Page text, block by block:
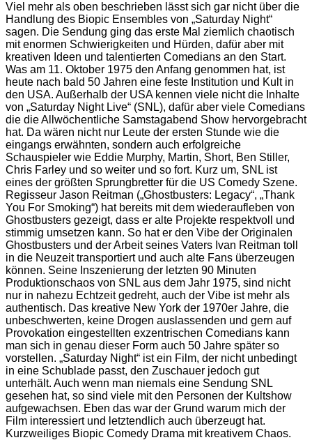
Viel mehr als oben beschrieben lässt sich gar nicht über die
Handlung des Biopic Ensembles von „Saturday Night“
sagen. Die Sendung ging das erste Mal ziemlich chaotisch
mit enormen Schwierigkeiten und Hürden, dafür aber mit
kreativen Ideen und talentierten Comedians an den Start.
Was am 11. Oktober 1975 den Anfang genommen hat, ist
heute nach bald 50 Jahren eine feste Institution und Kult in
den USA. Außerhalb der USA kennen viele nicht die Inhalte
von „Saturday Night Live“ (SNL), dafür aber viele Comedians
die die Allwöchentliche Samstagabend Show hervorgebracht
hat. Da wären nicht nur Leute der ersten Stunde wie die
eingangs erwähnten, sondern auch erfolgreiche
Schauspieler wie Eddie Murphy, Martin, Short, Ben Stiller,
Chris Farley und so weiter und so fort. Kurz um, SNL ist
eines der größten Sprungbretter für die US Comedy Szene.
Regisseur Jason Reitman („Ghostbusters: Legacy“, „Thank
You For Smoking“) hat bereits mit dem wiederaufleben von
Ghostbusters gezeigt, dass er alte Projekte respektvoll und
stimmig umsetzen kann. So hat er den Vibe der Originalen
Ghostbusters und der Arbeit seines Vaters Ivan Reitman toll
in die Neuzeit transportiert und auch alte Fans überzeugen
können. Seine Inszenierung der letzten 90 Minuten
Produktionschaos von SNL aus dem Jahr 1975, sind nicht
nur in nahezu Echtzeit gedreht, auch der Vibe ist mehr als
authentisch. Das kreative New York der 1970er Jahre, die
unbeschwerten, keine Drogen auslassenden und gern auf
Provokation eingestellten exzentrischen Comedians kann
man sich in genau dieser Form auch 50 Jahre später so
vorstellen. „Saturday Night“ ist ein Film, der nicht unbedingt
in eine Schublade passt, den Zuschauer jedoch gut
unterhält. Auch wenn man niemals eine Sendung SNL
gesehen hat, so sind viele mit den Personen der Kultshow
aufgewachsen. Eben das war der Grund warum mich der
Film interessiert und letztendlich auch überzeugt hat.
Kurzweiliges Biopic Comedy Drama mit kreativem Chaos.